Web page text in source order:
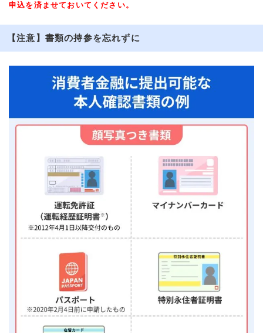
申込を済ませておいてください。
【注意】書類の持参を忘れずに